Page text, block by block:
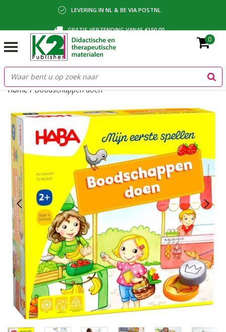
LEVERING IN NL & BE VIA POSTNL
GRATIS VERZENDING VANAF €150,00
BETALING VIA IDEAL, BANCONTACT OF FACTUUR
0
Home/Boodschappen doen